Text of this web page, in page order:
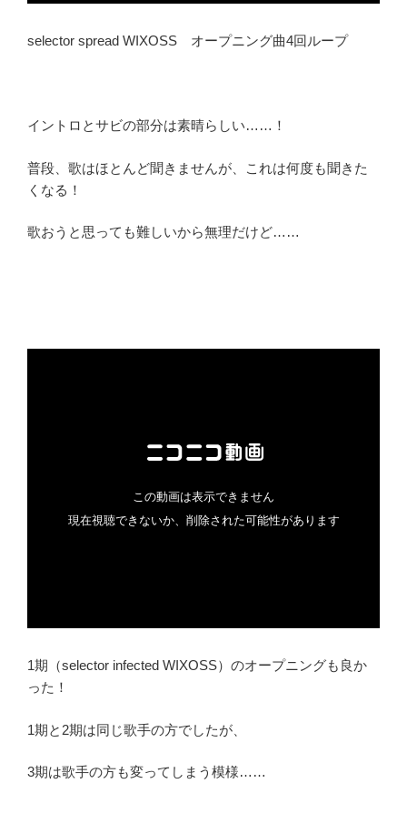
selector spread WIXOSS オープニング曲4回ループ
イントロとサビの部分は素晴らしい……！
普段、歌はほとんど聞きませんが、これは何度も聞きた
くなる！
歌おうと思っても難しいから無理だけど……
1期（selector infected WIXOSS）のオープニングも良か
った！
1期と2期は同じ歌手の方でしたが、
3期は歌手の方も変ってしまう模様……